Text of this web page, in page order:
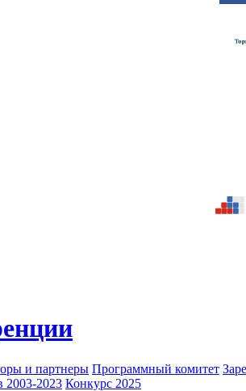
и партнеры Программный комитет
2003-2023 Конкурс 2025